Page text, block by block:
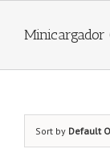
Minicargador
Sort by Default